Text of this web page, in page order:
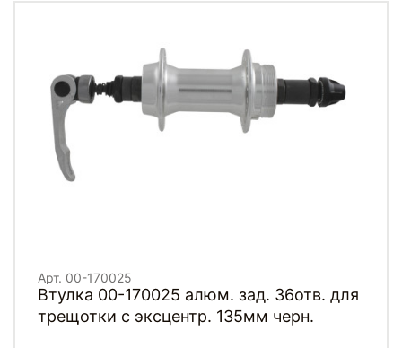
Арт. 00-170025
Втулка 00-170025 алюм. зад. 36отв. для
трещотки с эксцентр. 135мм черн.